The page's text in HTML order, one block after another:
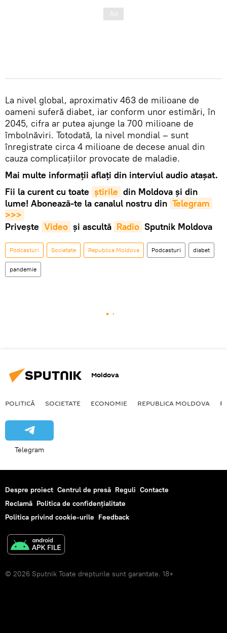
La nivel global, aproximativ 463 de milioane de
oameni suferă diabet, iar conform unor estimări, în
2045, cifra ar putea ajunge la 700 milioane de
îmbolnăviri. Totodată, la nivel mondial – sunt
înregistrate circa 4 milioane de decese anual din
cauza complicațiilor provocate de maladie.
Mai multe informații aflați din interviul audio atașat.
Fii la curent cu toate știrile din Moldova și din
lume! Abonează-te la canalul nostru din Telegram
>>>
Privește Video și ascultă Radio Sputnik Moldova
Podcasturi Societate Republica Moldova Podcasturi diabet
pandemie
Moldova
POLITICĂ SOCIETATE ECONOMIE REPUBLICA MOLDOVA
Telegram
Despre proiect Centrul de presă Reguli Contacte
Reclamă Politica de confidențialitate
Politica privind cookie-urile Feedback
© 2026 Sputnik Toate drepturile sunt garantate. 18+